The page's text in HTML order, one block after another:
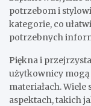
potrzebom i
kategorie, co
potrzebnych
Piękna i
użytkownicy mogą
materiałach.
aspektach, takich